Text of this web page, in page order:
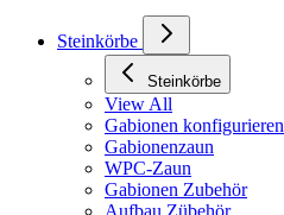
Steinkörbe
Steinkörbe
View All
Gabionen konfigurieren
Gabionenzaun
WPC-Zaun
Gabionen Zubehör
Aufbau Zübehör